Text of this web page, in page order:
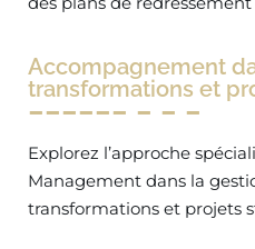
Accompagnement
transformations et
Explorez l’approche
Management dans la
transformations et projets